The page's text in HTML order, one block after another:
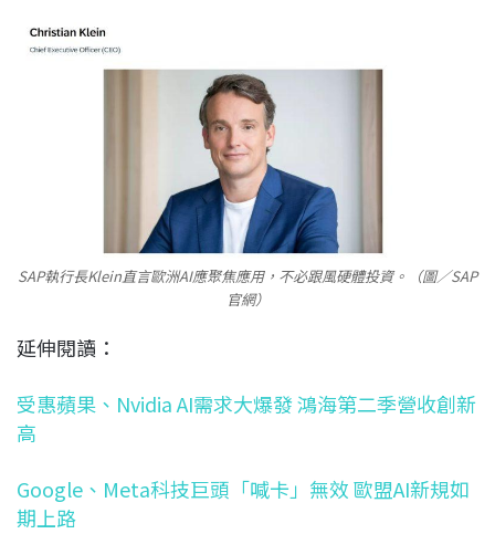
SAP執行長Klein直言歐洲AI應聚焦應用，不必跟風硬體投資。（圖／SAP
官網）
延伸閱讀：
受惠蘋果、Nvidia AI需求大爆發 鴻海第二季營收創新
高
Google、Meta科技巨頭「喊卡」無效 歐盟AI新規如
期上路